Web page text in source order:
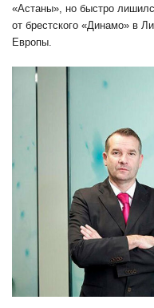
«Астаны», но быстро
от брестского «Динамо» в
Европы.